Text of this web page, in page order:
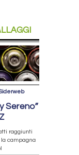
Sereno”
raggiunti
campagna